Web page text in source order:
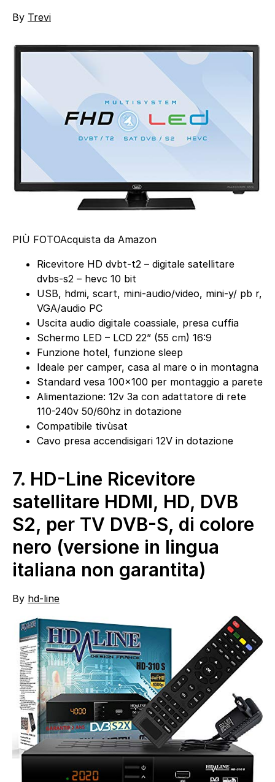
By Trevi
PIÙ FOTOAcquista da Amazon
Ricevitore HD dvbt-t2 – digitale satellitare
dvbs-s2 – hevc 10 bit
USB, hdmi, scart, mini-audio/video, mini-y/ pb r,
VGA/audio PC
Uscita audio digitale coassiale, presa cuffia
Schermo LED – LCD 22” (55 cm) 16:9
Funzione hotel, funzione sleep
Ideale per camper, casa al mare o in montagna
Standard vesa 100×100 per montaggio a parete
Alimentazione: 12v 3a con adattatore di rete
110-240v 50/60hz in dotazione
Compatibile tivùsat
Cavo presa accendisigari 12V in dotazione
7. HD-Line Ricevitore
satellitare HDMI, HD, DVB
S2, per TV DVB-S, di colore
nero (versione in lingua
italiana non garantita)
By hd-line